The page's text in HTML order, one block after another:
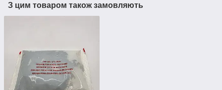
З цим товаром також замовляють